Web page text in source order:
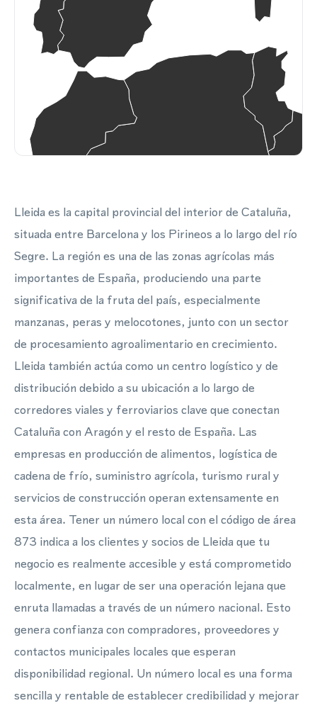
Lleida es la capital provincial del interior de Cataluña,
situada entre Barcelona y los Pirineos a lo largo del río
Segre. La región es una de las zonas agrícolas más
importantes de España, produciendo una parte
significativa de la fruta del país, especialmente
manzanas, peras y melocotones, junto con un sector
de procesamiento agroalimentario en crecimiento.
Lleida también actúa como un centro logístico y de
distribución debido a su ubicación a lo largo de
corredores viales y ferroviarios clave que conectan
Cataluña con Aragón y el resto de España. Las
empresas en producción de alimentos, logística de
cadena de frío, suministro agrícola, turismo rural y
servicios de construcción operan extensamente en
esta área. Tener un número local con el código de área
873 indica a los clientes y socios de Lleida que tu
negocio es realmente accesible y está comprometido
localmente, en lugar de ser una operación lejana que
enruta llamadas a través de un número nacional. Esto
genera confianza con compradores, proveedores y
contactos municipales locales que esperan
disponibilidad regional. Un número local es una forma
sencilla y rentable de establecer credibilidad y mejorar